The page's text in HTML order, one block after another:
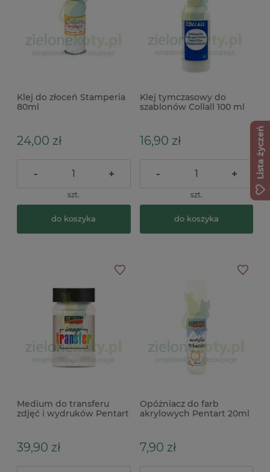
Klej do złoceń Stamperia
80ml
24,00 zł
- +
szt.
do koszyka
Klej tymczasowy do
szablonów Collall 100 ml
16,90 zł
- +
szt.
do koszyka
Medium do transferu
zdjęć i wydruków Pentart
39,90 zł
Opóżniacz do farb
akrylowych Pentart 20ml
7,90 zł
Lista życzeń